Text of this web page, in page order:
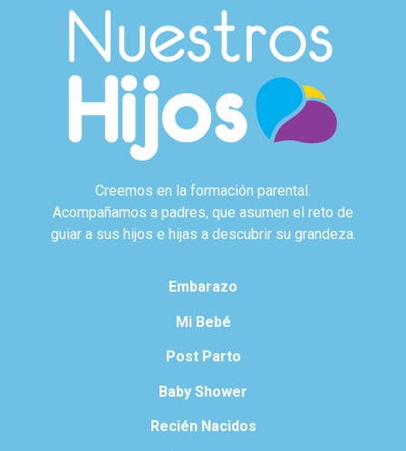
Creemos en la formación parental.
Acompañamos a padres, que asumen el reto de
guiar a sus hijos e hijas a descubrir su grandeza.
Embarazo
Mi Bebé
Post Parto
Baby Shower
Recién Nacidos